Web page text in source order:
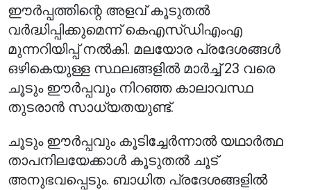
ഈർപ്പത്തിന്റെ അളവ് കൂടുതൽ
വർദ്ധിപ്പിക്കുമെന്ന് കെഎസ്ഡിഎംഎ
മുന്നറിയിപ്പ് നൽകി. മലയോര പ്രദേശങ്ങൾ
ഒഴികെയുള്ള സ്ഥലങ്ങളിൽ മാർച്ച് 23 വരെ
ചൂടും ഈർപ്പവും നിറഞ്ഞ കാലാവസ്ഥ
തുടരാൻ സാധ്യതയുണ്ട്.
ചൂടും ഈർപ്പവും കൂടിച്ചേർന്നാൽ യഥാർത്ഥ
താപനിലയേക്കാൾ കൂടുതൽ ചൂട്
അനുഭവപ്പെടും. ബാധിത പ്രദേശങ്ങളിൽ